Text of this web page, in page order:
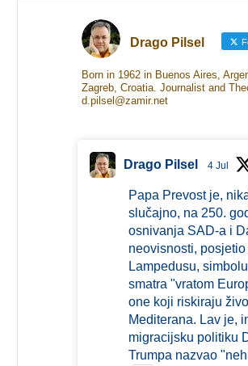
Drago Pilsel
Born in 1962 in Buenos Aires,
Zagreb, Croatia. Journalist and
d.pilsel@zamir.net
Drago Pilsel 4 Jul
Papa Prevost je,
slučajno, na 250.
osnivanja SAD-a i
neovisnosti, posjetio
Lampedusu,
smatra "vratom
one koji riskiraju
Mediterana. Lav je,
migracijsku politiku
Trumpa nazvao